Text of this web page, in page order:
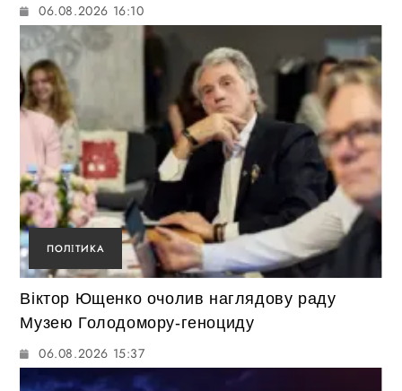
06.08.2026 16:10
ПОЛІТИКА
Віктор Ющенко очолив наглядову раду
Музею Голодомору-геноциду
06.08.2026 15:37